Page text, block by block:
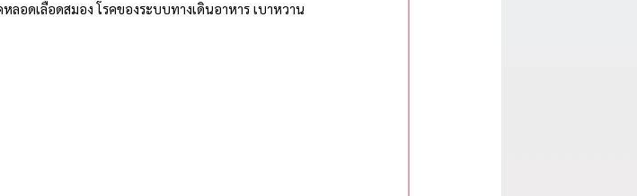
ลอดเลือดสมอง โรคของระบบทางเดินอาหาร เบาหวาน